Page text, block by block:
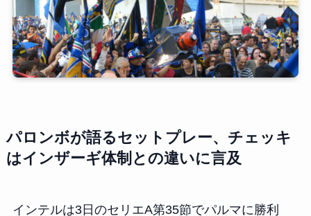
パロンボが語るセットプレー、チェッキ
はインザーギ体制との違いに言及
インテルは3日のセリエA第35節でパルマに勝利